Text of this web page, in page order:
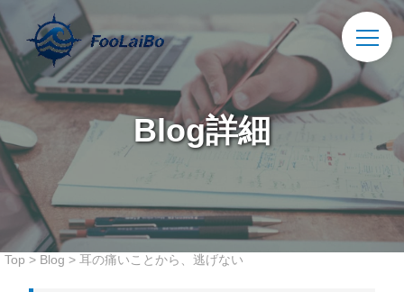
Top > Blog > 耳の痛いことから、逃げない
Blog詳細